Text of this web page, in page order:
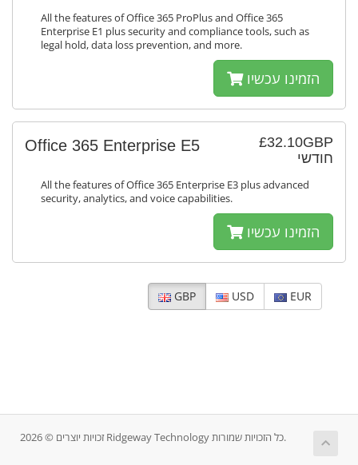
All the features of Office 365 ProPlus and Office 365
Enterprise E1 plus security and compliance tools, such as
legal hold, data loss prevention, and more.
הזמינו עכשיו
£32.10GBP
חודשי
Office 365 Enterprise E5
All the features of Office 365 Enterprise E3 plus advanced
security, analytics, and voice capabilities.
הזמינו עכשיו
GBP USD EUR
זכויות יוצרים © 2026 Ridgeway Technology כל הזכויות שמורות.